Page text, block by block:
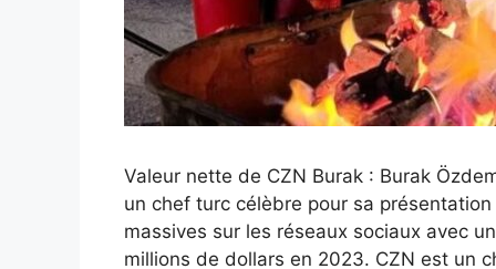
Valeur nette de CZN Burak : Burak
un chef turc célèbre pour sa
massives sur les réseaux sociaux avec
millions de dollars en 2023. CZN est un